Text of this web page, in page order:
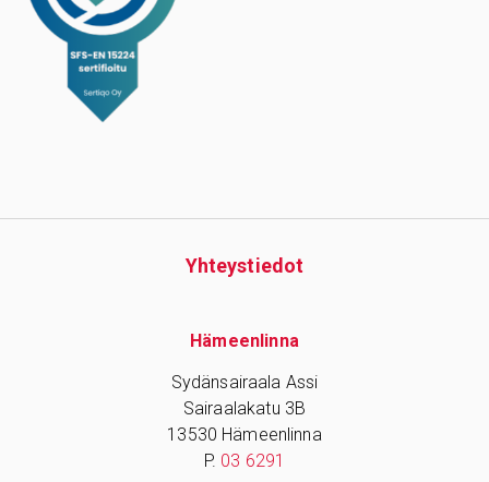
Yhteys­tiedot
Hämeenlinna
Sydänsairaala Assi
Sairaalakatu 3B
13530 Hämeenlinna
P. 03 6291